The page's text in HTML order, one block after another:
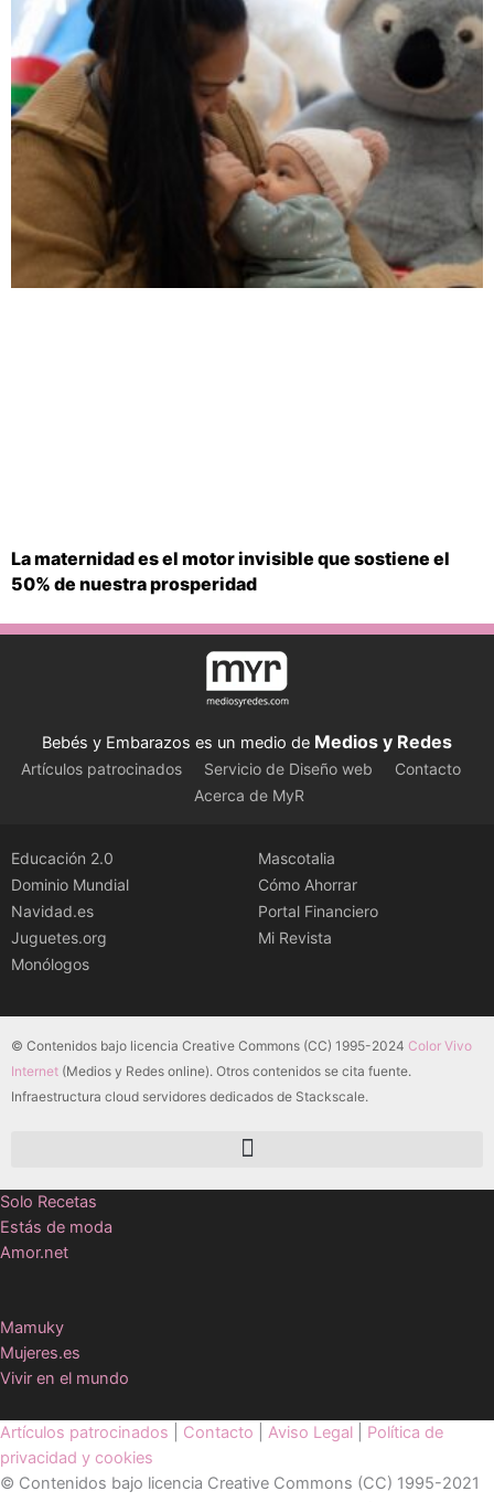
La maternidad es el motor invisible que sostiene el
50% de nuestra prosperidad
Bebés y Embarazos es un medio de Medios y Redes
Artículos patrocinados Servicio de Diseño web
Contacto
Acerca de MyR
Educación 2.0
Dominio Mundial
Navidad.es
Juguetes.org
Monólogos
Mascotalia
Cómo Ahorrar
Portal Financiero
Mi Revista
© Contenidos bajo licencia Creative Commons (CC) 1995-2024 Color Vivo
Internet (Medios y Redes online). Otros contenidos se cita fuente.
Infraestructura cloud servidores dedicados de Stackscale.
Solo Recetas
Estás de moda
Amor.net
Mamuky
Mujeres.es
Vivir en el mundo
Artículos patrocinados Contacto Aviso Legal
Política de
privacidad y cookies
© Contenidos bajo licencia Creative Commons (CC) 1995-2021